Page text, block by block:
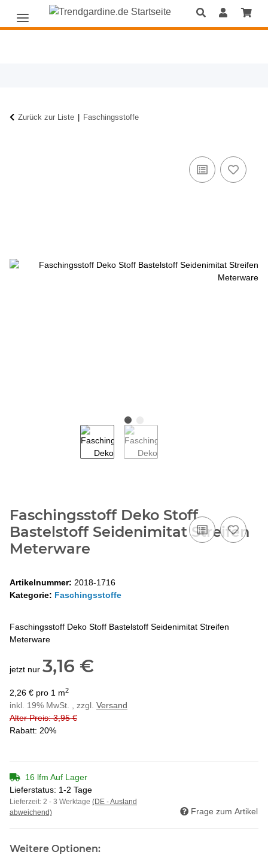
Zurück zur Liste Faschingsstoffe
Faschingsstoff Deko Stoff
Bastelstoff Seidenimitat Streifen
Meterware
Artikelnummer: 2018-1716
Kategorie: Faschingsstoffe
Faschingsstoff Deko Stoff Bastelstoff Seidenimitat Streifen
Meterware
jetzt nur 3,16 €
2,26 € pro 1 m2
inkl. 19% MwSt. , zzgl. Versand
Alter Preis: 3,95 €
Rabatt: 20%
16 lfm Auf Lager
Lieferstatus: 1-2 Tage
Lieferzeit: 2 - 3 Werktage (DE - Ausland
abweichend)
Frage zum Artikel
Weitere Optionen: